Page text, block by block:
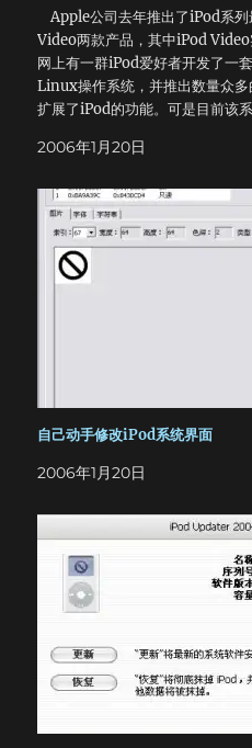
Apple公司去年推出了iPod系
Video两款产品，其中iPod Video
网上有一群iPod爱好者开发了一
Linux操作系统，并推出数量众
扩展了iPod的功能。可是目前该
nano的支持。由于步骤较为复杂
Linux四代安装包（18.23MB）：
http://down.modchina.com/
anji_ipl_4g_050606.rar
新，请选择最新日期，下载扩展
WinRAR解压缩）： http://
http://
Dub-1.6.11.zip?download 第一
在“任务管理器”中结束
缩文件解压缩到一个目录中，
为“podzilla”和“linux.bin”（
包括引号）。将linux.bin拷贝到
中的iPod Linux Installer
系统进行修改，使它能够在nano
件，用记事本打开它，内容如
mv /hp/metallo.dwi /
2006年1月20日
自己动手修改iPod系统界面
2006年1月20日